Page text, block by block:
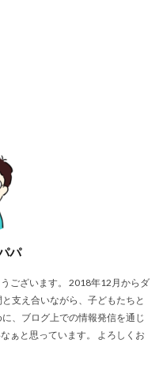
パ
ございます。 2018年12月からダ
支え合いながら、子どもたちと
、ブログ上での情報発信を通じ
ぁと思っています。 よろしくお